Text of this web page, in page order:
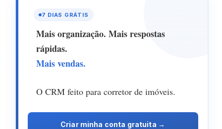
Banner
Imobilead
Teste
7 DIAS GRÁTIS
Mais organização. Mais respostas
rápidas.
Mais vendas.
O CRM feito para corretor de imóveis.
Criar minha conta gratuita →